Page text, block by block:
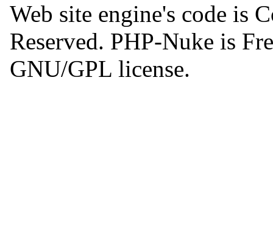
Web site engine's code is
Reserved. PHP-Nuke is
GNU/GPL license.